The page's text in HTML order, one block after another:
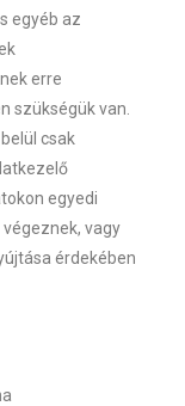
egyéb az
erre
szükségük van.
csak
egyedi
vagy
érdekében